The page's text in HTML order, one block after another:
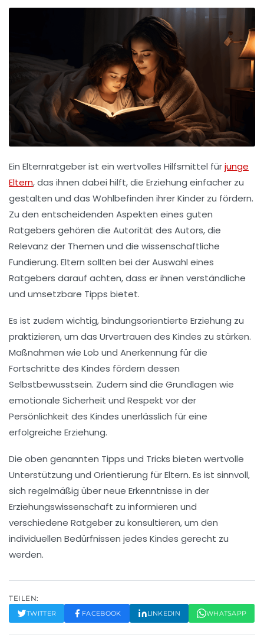
Ein Elternratgeberist ein wertvolles Hilfsmittel fürjunge
Eltern, das ihnen dabei hilft, die Erziehung einfacher zu
gestalten und das Wohlbefinden ihrer Kinder zu fördern.
Zu den entscheidenden Aspekten eines guten
Ratgebers gehören die Autorität des Autors, die
Relevanz der Themen und die wissenschaftliche
Fundierung. Eltern sollten bei der Auswahl eines
Ratgebers darauf achten, dass er ihnen verständliche
und umsetzbare Tipps bietet.
Es ist zudem wichtig,bindungsorientierte Erziehung zu
praktizieren, um das Urvertrauen des Kindes zu stärken.
Maßnahmen wie Lob und Anerkennung für die
Fortschritte des Kindes fördern dessen
Selbstbewusstsein. Zudem sind die Grundlagen wie
emotionale Sicherheit und Respekt vor der
Persönlichkeit des Kindes unerlässlich für eine
erfolgreiche Erziehung.
Die oben genannten Tipps und Tricks bieten wertvolle
Unterstützung und Orientierung für Eltern. Es ist sinnvoll,
sich regelmäßig über neue Erkenntnisse in der
Erziehungswissenschaft zu informieren und
verschiedene Ratgeber zu konsultieren, um den
individuellen Bedürfnissen jedes Kindes gerecht zu
werden.
TEILEN:
TWITTER FACEBOOK LINKEDIN WHATSAPP